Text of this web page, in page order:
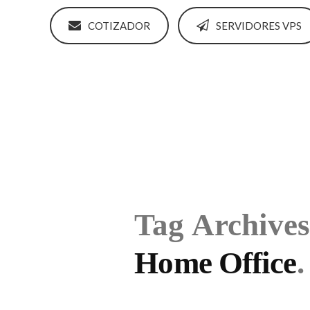
COTIZADOR SERVIDORES VPS
Tag
Home Office